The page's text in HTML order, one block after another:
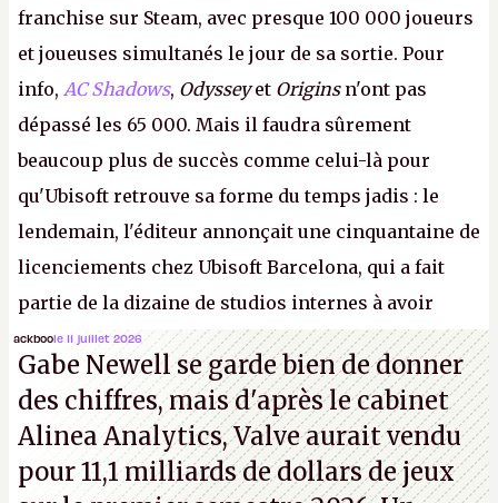
franchise sur Steam, avec presque 100 000 joueurs
et joueuses simultanés le jour de sa sortie. Pour
info, AC Shadows, Odysseyet Originsn'ont pas
dépassé les 65 000. Mais il faudra sûrement
beaucoup plus de succès comme celui-là pour
qu'Ubisoft retrouve sa forme du temps jadis : le
lendemain, l'éditeur annonçait une cinquantaine de
licenciements chez Ubisoft Barcelona, qui a fait
partie de la dizaine de studios internes à avoir
travaillé sur cetAssassin's Creedsous la direction
d'Ubisoft Singapour.A.
ackboole 11 juillet 2026
Gabe Newell se garde bien de donner
des chiffres, mais d'après le cabinet
Alinea Analytics, Valve aurait vendu
pour 11,1 milliards de dollars de jeux